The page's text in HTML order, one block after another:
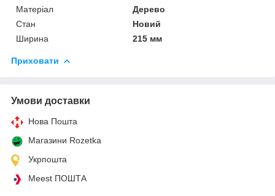
Матеріал
Дерево
Стан
Новий
Ширина
215 мм
Приховати
Умови доставки
Нова Пошта
Магазини Rozetka
Укрпошта
Meest ПОШТА